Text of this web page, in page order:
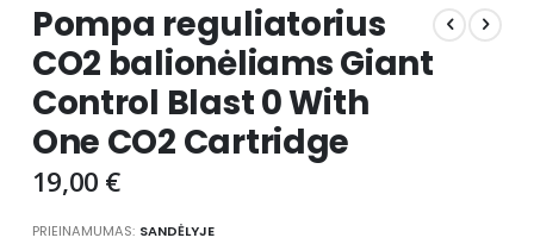
to
the
beginning
of
the
images
gallery
Pompa reguliatorius
CO2 balionėliams Giant
Control Blast 0 With
One CO2 Cartridge
19,00 €
PRIEINAMUMAS: SANDĖLYJE